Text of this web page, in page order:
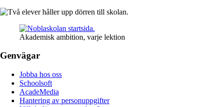
Akademisk ambition, varje lektion
Genvägar
Jobba hos oss
Schoolsoft
AcadeMedia
Hantering av personuppgifter